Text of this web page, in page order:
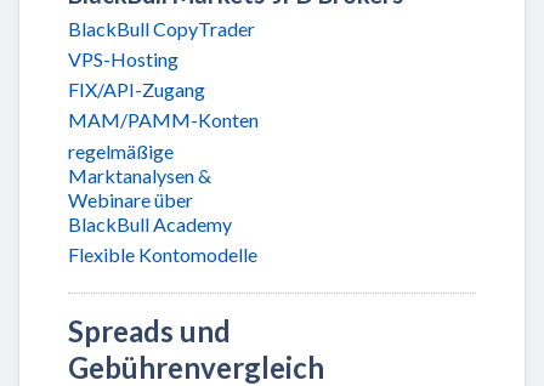
BlackBull CopyTrader
VPS-Hosting
FIX/API-Zugang
MAM/PAMM-Konten
regelmäßige
Marktanalysen &
Webinare über
BlackBull Academy
Flexible Kontomodelle
Spreads und
Gebührenvergleich